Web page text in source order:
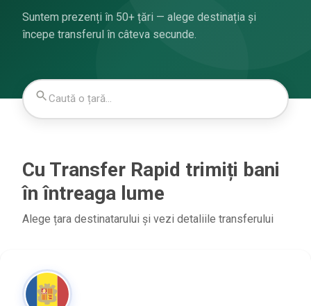
Suntem prezenți în 50+ țări — alege destinația și
începe transferul în câteva secunde.
Cu Transfer Rapid trimiți bani
în întreaga lume
Alege țara destinatarului și vezi detaliile transferului